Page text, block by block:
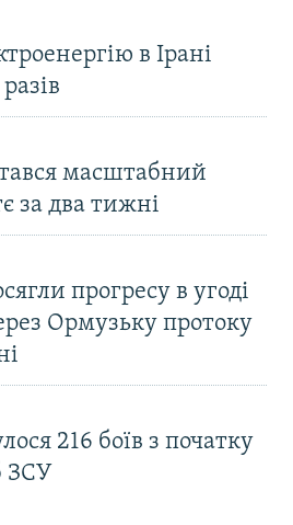
в Ірані
масштабний
за два тижні
прогресу в угоді
Ормузьку протоку
216 боїв з початку
ЗСУ